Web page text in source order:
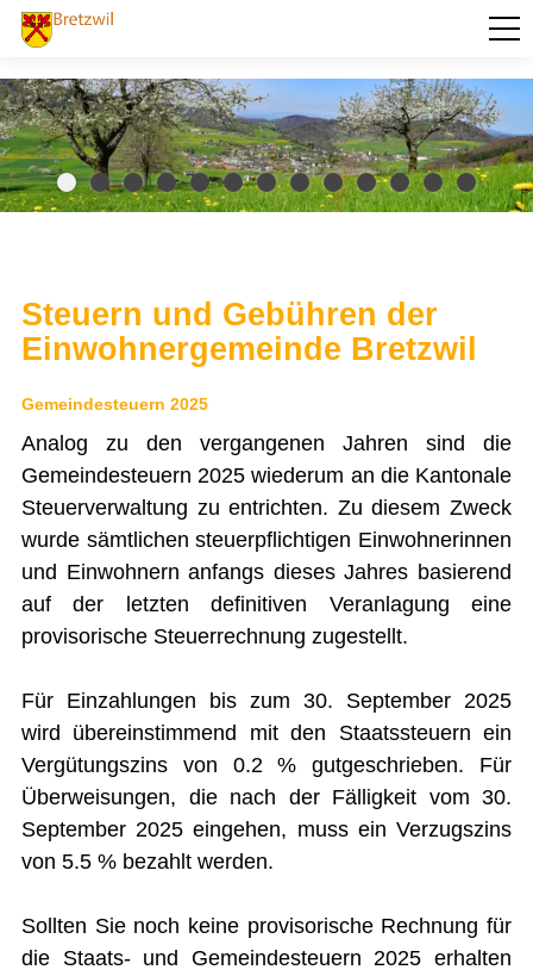
PORTRÄT
AKTUELLES
VERWALTUNG
SOZIALES / GESUNDHEIT
ENTSORGUNG UND UMWELT
FINANZEN
Budget
Rechnung
Steuern und Gebühren
GEWERBE
STICHWORTVERZEICHNIS
GÄSTEBUCH
LINKS
Startseite
Steuern und Gebühren der
Einwohnergemeinde Bretzwil
Gemeindesteuern 2025
Analog zu den vergangenen Jahren sind die
Gemeindesteuern 2025 wiederum an die Kantonale
Steuerverwaltung zu entrichten. Zu diesem Zweck
wurde sämtlichen steuerpflichtigen Einwohnerinnen
und Einwohnern anfangs dieses Jahres basierend
auf der letzten definitiven Veranlagung eine
provisorische Steuerrechnung zugestellt.
Für Einzahlungen bis zum 30. September 2025
wird übereinstimmend mit den Staatssteuern ein
Vergütungszins von 0.2 % gutgeschrieben. Für
Überweisungen, die nach der Fälligkeit vom 30.
September 2025 eingehen, muss ein Verzugszins
von 5.5 % bezahlt werden.
Sollten Sie noch keine provisorische Rechnung für
die Staats- und Gemeindesteuern 2025 erhalten